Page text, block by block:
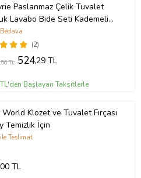
Paslanmaz Çelik Tuvalet
Lavabo Bide Seti Kademeli
Spiral Hortum Kolay
(2)
TL 524,29 TL
Başlayan Taksitlerle
Klozet ve Tuvalet Fırçası
Temizlik İçin
Teslimat
TL